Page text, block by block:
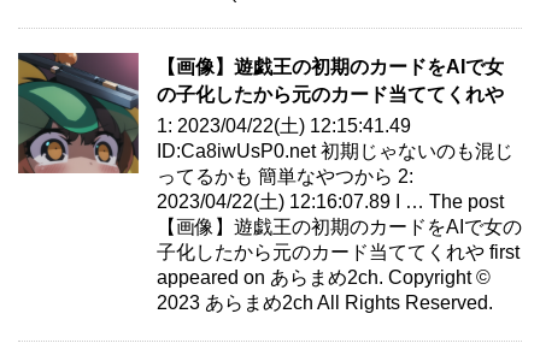
【画像】遊戯王の初期のカードをAIで女
の子化したから元のカード当ててくれや
1: 2023/04/22(土) 12:15:41.49
ID:Ca8iwUsP0.net 初期じゃないのも混じ
ってるかも 簡単なやつから 2:
2023/04/22(土) 12:16:07.89 I … The post
【画像】遊戯王の初期のカードをAIで女の
子化したから元のカード当ててくれや first
appeared on あらまめ2ch. Copyright ©
2023 あらまめ2ch All Rights Reserved.